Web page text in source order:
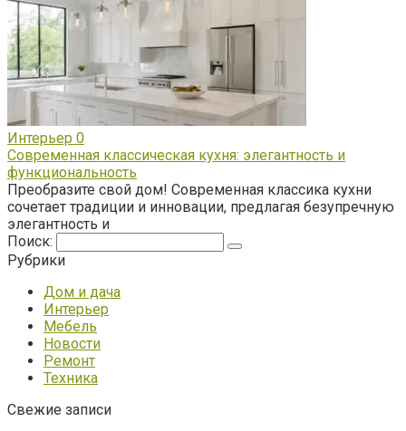
Интерьер 0
Современная классическая кухня: элегантность и
функциональность
Преобразите свой дом! Современная классика кухни
сочетает традиции и инновации, предлагая безупречную
элегантность и
Поиск:
Рубрики
Дом и дача
Интерьер
Мебель
Новости
Ремонт
Техника
Свежие записи